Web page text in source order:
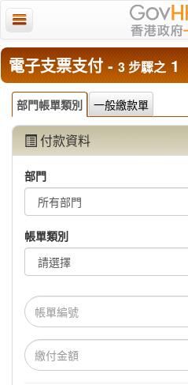
電子支票支付 -3 步驟之1
部門帳單類別 一般繳款單
付款資料
部門
帳單類別
帳
單
號繳
付